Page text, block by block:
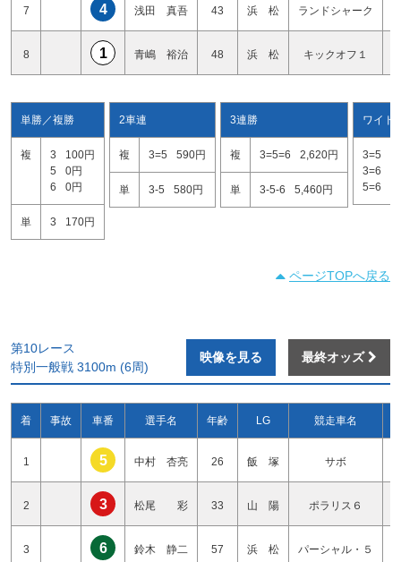
7 4 浅田 真吾 43 浜 松 ランドシャーク
8 1 青嶋 裕治 48 浜 松 キックオフ１
単勝／複勝
複 3
100円
5
0円
6
0円
単 3 170円
2車連
複 3=5 590円
単 3-5 580円
3連勝
複 3=5=6 2,620円
単 3-5-6 5,460円
ワイド
3=5
3=6
5=6
ページTOPへ戻る
第10レース
特別一般戦 3100m (6周)
映像を見る 最終オッズ
着 事故 車番 選手名 年齢 LG 競走車名
1 5 中村 杏亮 26 飯 塚 サボ
2 3 松尾 彩 33 山 陽 ポラリス６
3 6 鈴木 静二 57 浜 松 パーシャル・５